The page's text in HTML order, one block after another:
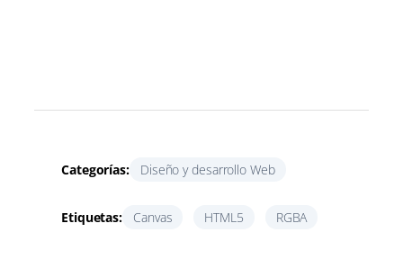
Categorías: Diseño y desarrollo Web
Etiquetas: Canvas HTML5 RGBA